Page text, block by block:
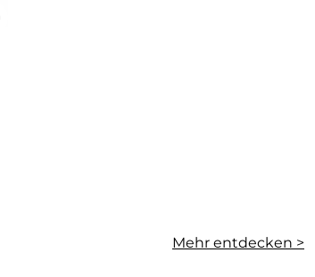
Mehr entdecken >